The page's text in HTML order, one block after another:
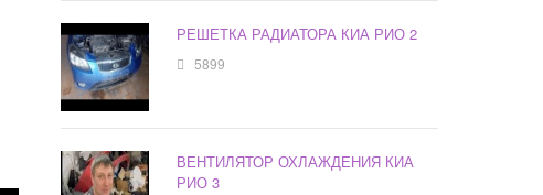
РЕШЕТКА РАДИАТОРА КИА РИО 2
5899
ВЕНТИЛЯТОР ОХЛАЖДЕНИЯ КИА
РИО 3